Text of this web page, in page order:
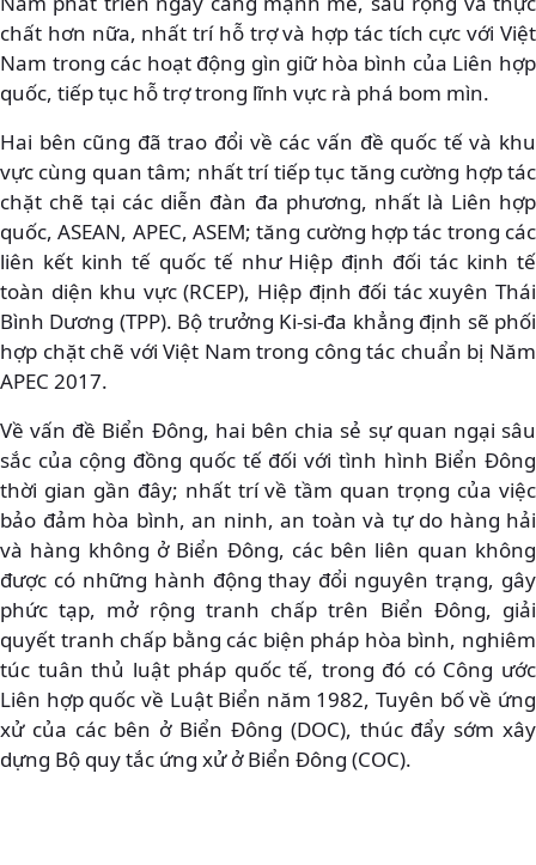
chất hơn nữa, nhất trí hỗ trợ và hợp tác tích cực với Việt
Nam trong các hoạt động gìn giữ hòa bình của Liên hợp
quốc, tiếp tục hỗ trợ trong lĩnh vực rà phá bom mìn.
Hai bên cũng đã trao đổi về các vấn đề quốc tế và khu
vực cùng quan tâm; nhất trí tiếp tục tăng cường hợp tác
chặt chẽ tại các diễn đàn đa phương, nhất là Liên hợp
quốc, ASEAN, APEC, ASEM; tăng cường hợp tác trong các
liên kết kinh tế quốc tế như Hiệp định đối tác kinh tế
toàn diện khu vực (RCEP), Hiệp định đối tác xuyên Thái
Bình Dương (TPP). Bộ trưởng Ki-si-đa khẳng định sẽ phối
hợp chặt chẽ với Việt Nam trong công tác chuẩn bị Năm
APEC 2017.
Về vấn đề Biển Đông, hai bên chia sẻ sự quan ngại sâu
sắc của cộng đồng quốc tế đối với tình hình Biển Đông
thời gian gần đây; nhất trí về tầm quan trọng của việc
bảo đảm hòa bình, an ninh, an toàn và tự do hàng hải
và hàng không ở Biển Đông, các bên liên quan không
được có những hành động thay đổi nguyên trạng, gây
phức tạp, mở rộng tranh chấp trên Biển Đông, giải
quyết tranh chấp bằng các biện pháp hòa bình, nghiêm
túc tuân thủ luật pháp quốc tế, trong đó có Công ước
Liên hợp quốc về Luật Biển năm 1982, Tuyên bố về ứng
xử của các bên ở Biển Đông (DOC), thúc đẩy sớm xây
dựng Bộ quy tắc ứng xử ở Biển Đông (COC).